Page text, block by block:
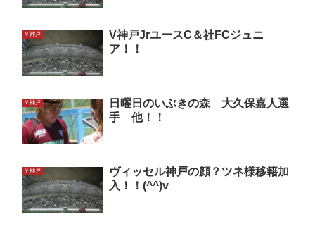
Ｖ神戸
V神戸JrユースC＆社FCジュニ
ア！！
Ｖ神戸
日曜日のいぶきの森 大久保嘉人選
手 他！！
Ｖ神戸
ヴィッセル神戸の顔？ツネ様移籍加
入！！(^^)v